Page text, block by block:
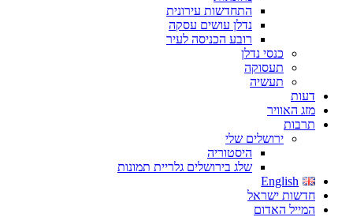
התחדשות עירונית
נדלן עושים עסקה
רובע הכניסה לעיר
כנסי נדלן
תעסוקה
תעשיה
דעות
מזג האוויר
תרבות
ירושלים שלי
היסטוריה
שלג בירושלים גלריית תמונות
English
חדשות ישראל
המייל האדום